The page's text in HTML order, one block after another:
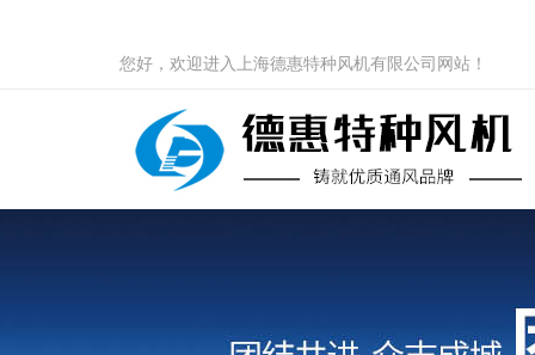
您好，欢迎进入上海德惠特种风机有限公司网站！